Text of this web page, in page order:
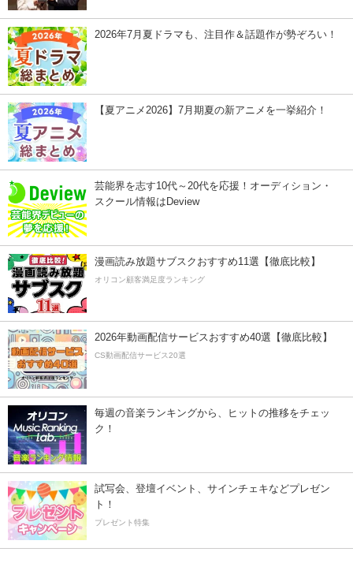
2026年7月夏ドラマも、注目作＆話題作が勢ぞろい！
【夏アニメ2026】7月期夏の新アニメを一挙紹介！
芸能界を志す10代～20代を応援！オーディション・
スクール情報はDeview
漫画読み放題サブスクおすすめ11選【徹底比較】
オリコン顧客満足度ランキング
2026年動画配信サービスおすすめ40選【徹底比較】
CS動画配信サービス20選
毎週の音楽ランキングから、ヒットの推移をチェッ
ク！
試写会、登壇イベント、サインチェキなどプレゼン
ト！
プレゼント特集